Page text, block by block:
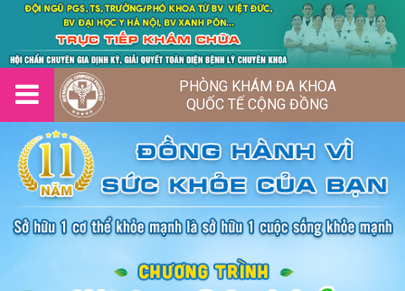
PHÒNG KHÁM ĐA KHOA
QUỐC TẾ CỘNG ĐỒNG